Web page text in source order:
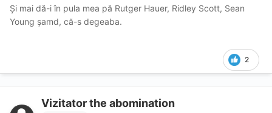
Și mai dă-i în pula mea pă Rutger Hauer, Ridley Scott, Sean
Young șamd, că-s degeaba.
2
Vizitator the abomination